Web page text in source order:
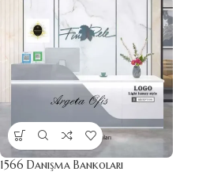
1566 Danışma Bankoları